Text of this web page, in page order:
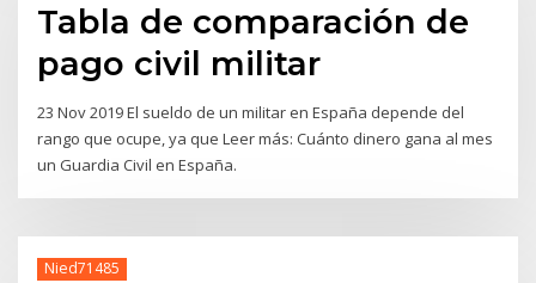
Tabla de comparación de
pago civil militar
23 Nov 2019 El sueldo de un militar en España depende del
rango que ocupe, ya que Leer más: Cuánto dinero gana al mes
un Guardia Civil en España.
Nied71485